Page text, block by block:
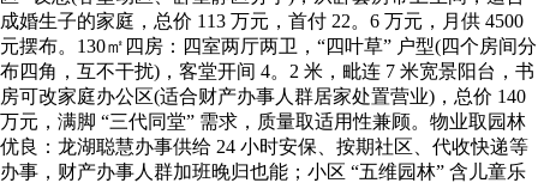
成婚生子的家庭，总价 113 万元，首付 22。6 万元，月供 4500
元摆布。130㎡四房：四室两厅两卫，“四叶草” 户型(四个房间分
布四角，互不干扰)，客堂开间 4。2 米，毗连 7 米宽景阳台，书
房可改家庭办公区(适合财产办事人群居家处置营业)，总价 140
万元，满脚 “三代同堂” 需求，质量取适用性兼顾。物业取园林
优良：龙湖聪慧办事供给 24 小时安保、按期社区、代收快递等
办事，财产办事人群加班晚归也能；小区 “五维园林” 含儿童乐